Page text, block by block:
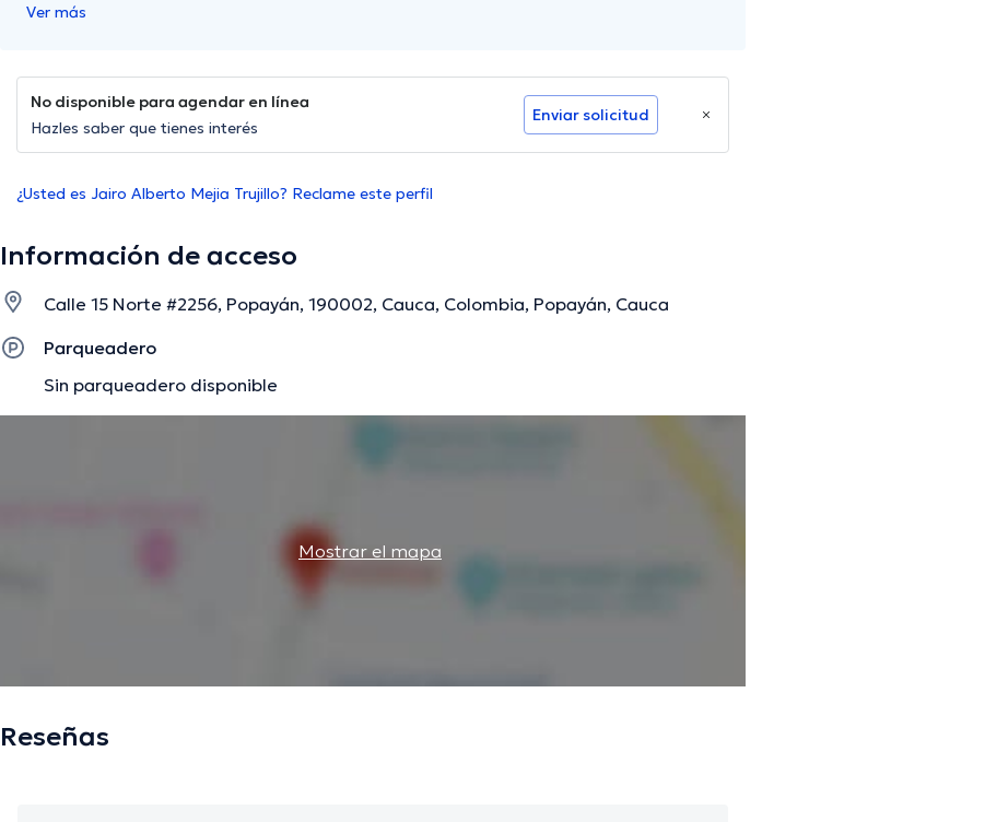
Ver más
No disponible para agendar en línea
Hazles saber que tienes interés
Enviar solicitud
¿Usted es Jairo Alberto Mejia Trujillo? Reclame este perfil
Información de acceso
Calle 15 Norte #2256, Popayán, 190002, Cauca, Colombia, Popayán, Cauca
Parqueadero
Sin parqueadero disponible
Mostrar el mapa
Reseñas